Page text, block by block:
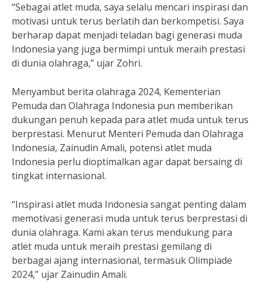
“Sebagai atlet muda, saya selalu mencari inspirasi dan
motivasi untuk terus berlatih dan berkompetisi. Saya
berharap dapat menjadi teladan bagi generasi muda
Indonesia yang juga bermimpi untuk meraih prestasi
di dunia olahraga,” ujar Zohri.
Menyambut berita olahraga 2024, Kementerian
Pemuda dan Olahraga Indonesia pun memberikan
dukungan penuh kepada para atlet muda untuk terus
berprestasi. Menurut Menteri Pemuda dan Olahraga
Indonesia, Zainudin Amali, potensi atlet muda
Indonesia perlu dioptimalkan agar dapat bersaing di
tingkat internasional.
“Inspirasi atlet muda Indonesia sangat penting dalam
memotivasi generasi muda untuk terus berprestasi di
dunia olahraga. Kami akan terus mendukung para
atlet muda untuk meraih prestasi gemilang di
berbagai ajang internasional, termasuk Olimpiade
2024,” ujar Zainudin Amali.